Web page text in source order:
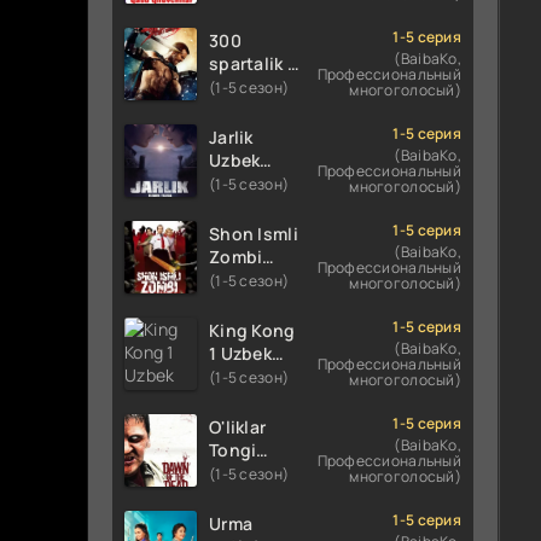
tilida
koreya
seryali
barcha
o'zbek
tilida
tilida 2016
O'zbekcha
tarjima
HD
skachat
300
spartalik 2
/ Uch yuz
2 Premyera
Uzbek
tilida 2013
tarjima
kino HD
skachat
(1-5 сезон)
1-5 серия
(BaibaKo,
Профессиональный
многоголосый)
Jarlik
Uzbek
tilida 2025
tarjima
kino HD
skachat
(1-5 сезон)
1-5 серия
(BaibaKo,
Профессиональный
многоголосый)
Shon Ismli
Zombi
Uzbek
O'zbekcha
tarjima
kino HD
(1-5 сезон)
1-5 серия
(BaibaKo,
Профессиональный
многоголосый)
King Kong
1 Uzbek
tilida 2005
tarjima
kino HD
skachat
(1-5 сезон)
1-5 серия
(BaibaKo,
Профессиональный
многоголосый)
O'liklar
Tongi
Uzbek
(2004)
(1-5 сезон)
1-5 серия
(BaibaKo,
Профессиональный
многоголосый)
Urma
1-5 серия